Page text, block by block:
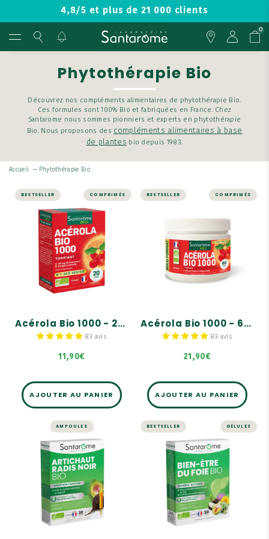
4,8/5 et plus de 21 000 clients
0
Phytothérapie Bio
Découvrez nos compléments alimentaires de phytothérapie Bio.
Ces formules sont 100% Bio et fabriquées en France. Chez
Santarome nous sommes pionniers et experts en phytothérapie
Bio. Nous proposons des compléments alimentaires à base
de plantes bio depuis 1983.
Accueil — Phytothérapie Bio
BESTSELLER COMPRIMÉS
Acérola Bio 1000 - 20 comprimés
83 avis
11,90€
ÉNERGIE ET VITALITÉ
Acérola Bio 1000 -
20 comprimés
Retrouvez toute l'énergie
nécessaire grâce à
ACÉROLA BIO 1000 - 20
COMPRIMÉS.
180 mg de Vitamine C
fruits rouges Bio !
AJOUTER AU PANIER
BESTSELLER COMPRIMÉS
Acérola Bio 1000 - 60 comprimés
83 avis
21,90€
60 comprimés
Retrouvez toute l'énergie
nécessaire grâce à
ACÉROLA BIO 1000 - 60
COMPRIMÉS.
fruits rouges Bio !
AJOUTER AU PANIER
AMPOULES
FOIE ET DIGESTION
Artichaut Bio
Radis Noir Bio - 20
ampoules
Formule hautement dosée
en Artichaut Bio : 2500
mg équivalent plante
sèche par ampoule.
BESTSELLER GÉLULES
FOIE ET DIGESTION
Bien-Être du Foie
Bio - 30 gélules
Fortement dosé en
Artichaut Bio : 2 000 mg !
Contient du Pissenlit Bio
qui aide au
fonctionnement normal